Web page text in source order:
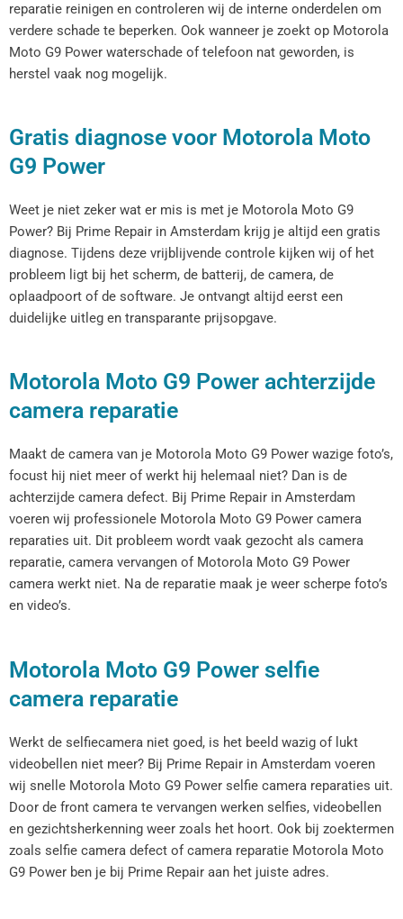
reparatie reinigen en controleren wij de interne onderdelen om
verdere schade te beperken. Ook wanneer je zoekt op Motorola
Moto G9 Power waterschade of telefoon nat geworden, is
herstel vaak nog mogelijk.
Gratis diagnose voor Motorola Moto
G9 Power
Weet je niet zeker wat er mis is met je Motorola Moto G9
Power? Bij Prime Repair in Amsterdam krijg je altijd een gratis
diagnose. Tijdens deze vrijblijvende controle kijken wij of het
probleem ligt bij het scherm, de batterij, de camera, de
oplaadpoort of de software. Je ontvangt altijd eerst een
duidelijke uitleg en transparante prijsopgave.
Motorola Moto G9 Power achterzijde
camera reparatie
Maakt de camera van je Motorola Moto G9 Power wazige foto’s,
focust hij niet meer of werkt hij helemaal niet? Dan is de
achterzijde camera defect. Bij Prime Repair in Amsterdam
voeren wij professionele Motorola Moto G9 Power camera
reparaties uit. Dit probleem wordt vaak gezocht als camera
reparatie, camera vervangen of Motorola Moto G9 Power
camera werkt niet. Na de reparatie maak je weer scherpe foto’s
en video’s.
Motorola Moto G9 Power selfie
camera reparatie
Werkt de selfiecamera niet goed, is het beeld wazig of lukt
videobellen niet meer? Bij Prime Repair in Amsterdam voeren
wij snelle Motorola Moto G9 Power selfie camera reparaties uit.
Door de front camera te vervangen werken selfies, videobellen
en gezichtsherkenning weer zoals het hoort. Ook bij zoektermen
zoals selfie camera defect of camera reparatie Motorola Moto
G9 Power ben je bij Prime Repair aan het juiste adres.